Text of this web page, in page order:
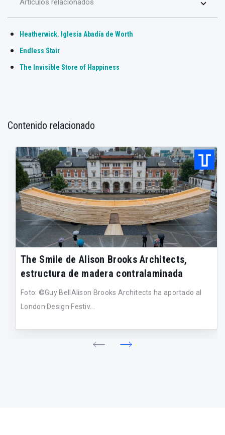
Articulos relacionados
Heatherwick. Iglesia Abadía de Worth
Endless Stair
The Invisible Store of Happiness
Contenido relacionado
The Smile de Alison Brooks Architects,
estructura de madera contralaminada
Foto: ©Guy BellAlison Brooks Architects ha aportado al
London Design Festiv...